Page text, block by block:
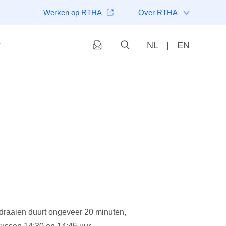
Werken op RTHA Over RTHA
NL | EN
duurt ongeveer 20 minuten,